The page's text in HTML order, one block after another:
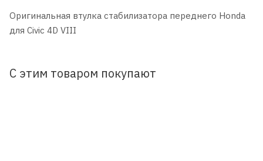
Оригинальная втулка стабилизатора переднего Honda
для Civic 4D VIII
С этим товаром покупают